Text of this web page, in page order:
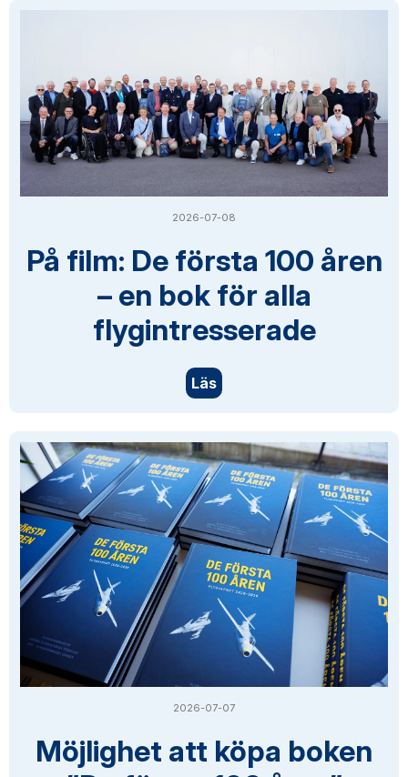
2026-07-08
På film: De första 100 åren
– en bok för alla
flygintresserade
Läs
2026-07-07
Möjlighet att köpa boken